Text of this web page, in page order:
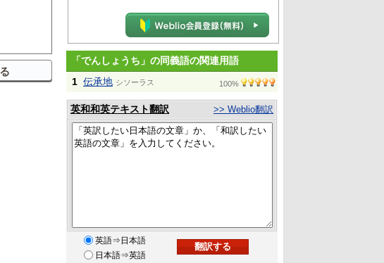
「でんしょうち」の同義語の関連用語
1 伝承地 シソーラス 100%
英和和英テキスト翻訳 >> Weblio翻訳
英語⇒日本語
日本語⇒英語